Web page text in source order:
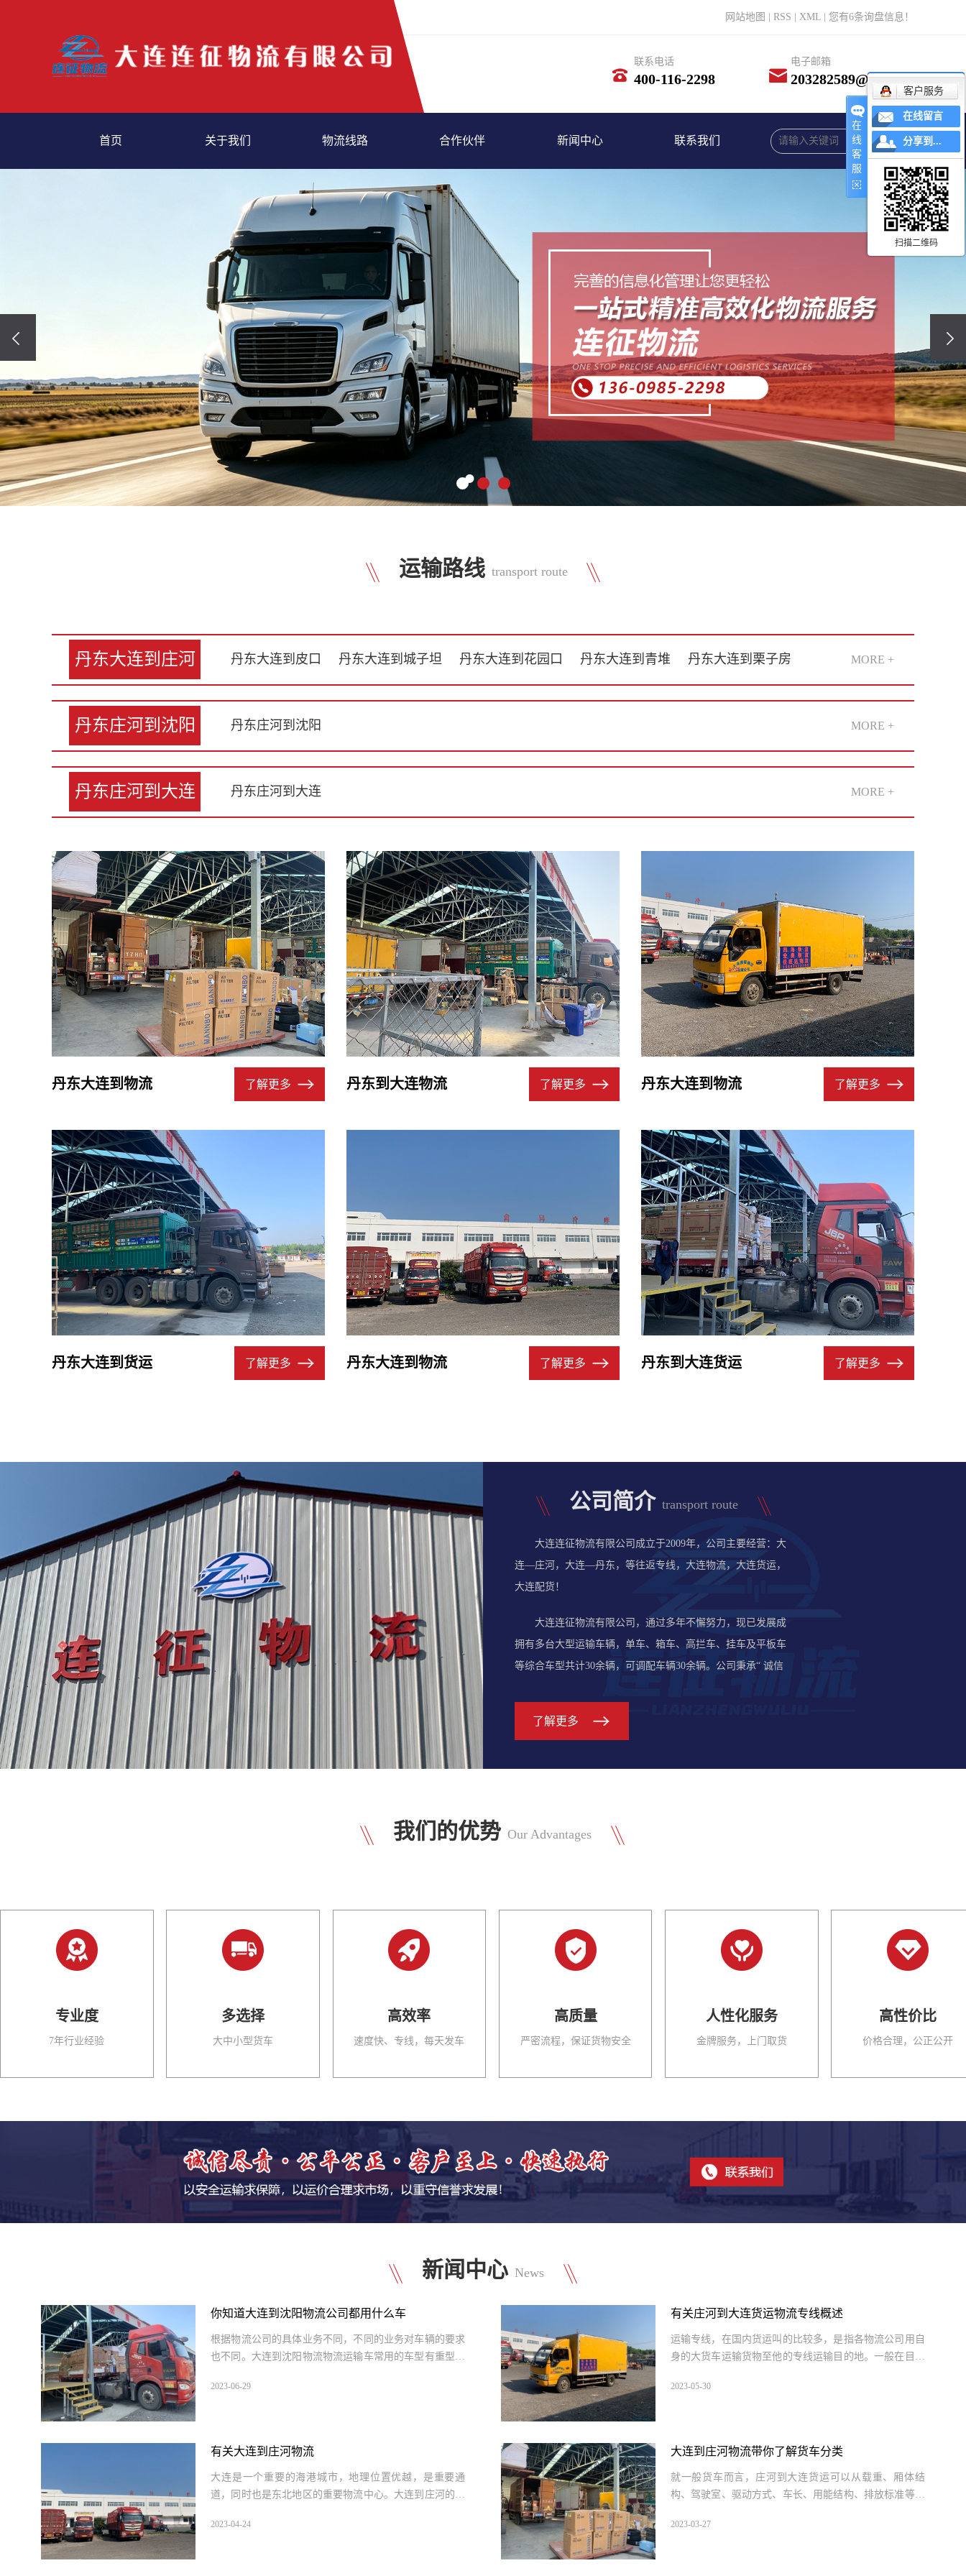
网站地图 RSS XML 您有6条询盘信息！
联系电话
400-116-2298
电子邮箱
203282589@qq.com
首页 关于我们 物流线路 合作伙伴 新闻中心 联系我们
运输路线 transport route
丹东大连到庄河 丹东大连到皮口 丹东大连到城子坦 丹东大连到花园口 丹东大连到青堆 丹东大连到栗子房 MORE +
丹东庄河到沈阳 丹东庄河到沈阳 MORE +
丹东庄河到大连 丹东庄河到大连 MORE +
丹东大连到物流 了解更多 丹东到大连物流 了解更多 丹东大连到物流 了解更多
丹东大连到货运 了解更多 丹东大连到物流 了解更多 丹东到大连货运 了解更多
公司简介 transport route
大连连征物流有限公司成立于2009年，公司主要经营：大
连—庄河，大连—丹东，等往返专线，大连物流，大连货运，
大连配货！
大连连征物流有限公司，通过多年不懈努力，现已发展成
拥有多台大型运输车辆，单车、箱车、高拦车、挂车及平板车
等综合车型共计30余辆，可调配车辆30余辆。公司秉承“ 诚信
了解更多
我们的优势 Our Advantages
专业度
7年行业经验
多选择
大中小型货车
高效率
速度快、专线，每天发车
高质量
严密流程，保证货物安全
人性化服务
金牌服务，上门取货
高性价比
价格合理，公正公开
新闻中心 News
你知道大连到沈阳物流公司都用什么车
根据物流公司的具体业务不同，不同的业务对车辆的要求
也不同。大连到沈阳物流物流运输车常用的车型有重型货
2023-06-29
有关庄河到大连货运物流专线概述
运输专线，在国内货运叫的比较多，是指各物流公司用自
身的大货车运输货物至他的专线运输目的地。一般在目的
2023-05-30
有关大连到庄河物流
大连是一个重要的海港城市，地理位置优越，是重要通
道，同时也是东北地区的重要物流中心。大连到庄河的物
2023-04-24
大连到庄河物流带你了解货车分类
就一般货车而言，庄河到大连货运可以从载重、厢体结
构、驾驶室、驱动方式、车长、用能结构、排放标准等去
2023-03-27
在
线
客
服
客户服务
在线留言
分享到...
扫描二维码